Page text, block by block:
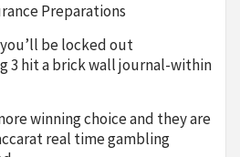
Preparations
be locked out
3 hit a brick wall journal-within
winning choice and they are
real time gambling